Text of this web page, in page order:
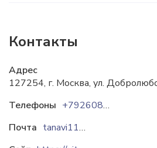
Контакты
Адрес
127254, г. Москва, ул.
Телефоны
+79260867353
Почта
tanavi11@ya.ru